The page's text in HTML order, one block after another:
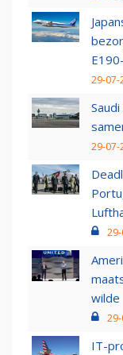
29-07-
29-07-
wilde
IT-